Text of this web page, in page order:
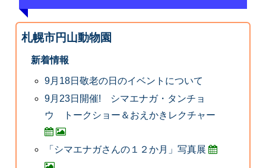
札幌市円山動物園
新着情報
9月18日敬老の日のイベントについて
9月23日開催! シマエナガ・タンチョ
ウ トークショー＆おえかきレクチャー
「シマエナガさんの１２か月」写真展